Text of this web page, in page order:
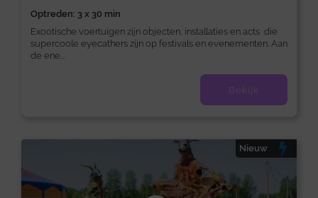
Optreden: 3 x 30 min
Exootische voertuigen zijn objecten, installaties en acts die
supercoole eyecathers zijn op festivals en evenementen. Aan
de ene...
Bekijk
Nieuw